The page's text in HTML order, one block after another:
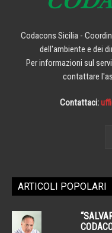
Codacons Sicilia -
dell'ambiente e dei
Per informazioni sul
contattare
Contattaci:
ARTICOLI POPOLARI